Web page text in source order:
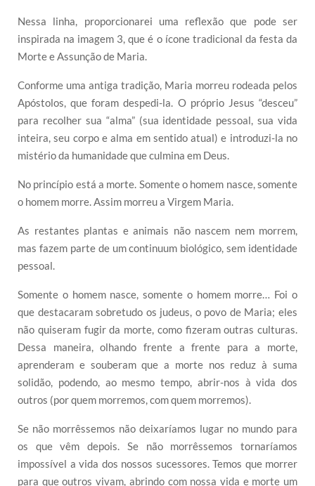
Nessa linha, proporcionarei uma reflexão que pode ser
inspirada na imagem 3, que é o ícone tradicional da festa da
Morte e Assunção de Maria.
Conforme uma antiga tradição, Maria morreu rodeada pelos
Apóstolos, que foram despedi-la. O próprio Jesus “desceu”
para recolher sua “alma” (sua identidade pessoal, sua vida
inteira, seu corpo e alma em sentido atual) e introduzi-la no
mistério da humanidade que culmina em Deus.
No princípio está a morte. Somente o homem nasce, somente
o homem morre. Assim morreu a Virgem Maria.
As restantes plantas e animais não nascem nem morrem,
mas fazem parte de um continuum biológico, sem identidade
pessoal.
Somente o homem nasce, somente o homem morre… Foi o
que destacaram sobretudo os judeus, o povo de Maria; eles
não quiseram fugir da morte, como fizeram outras culturas.
Dessa maneira, olhando frente a frente para a morte,
aprenderam e souberam que a morte nos reduz à suma
solidão, podendo, ao mesmo tempo, abrir-nos à vida dos
outros (por quem morremos, com quem morremos).
Se não morrêssemos não deixaríamos lugar no mundo para
os que vêm depois. Se não morrêssemos tornaríamos
impossível a vida dos nossos sucessores. Temos que morrer
para que outros vivam, abrindo com nossa vida e morte um